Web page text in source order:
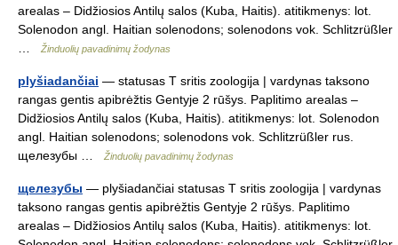
arealas – Didžiosios Antilų salos (Kuba, Haitis). atitikmenys: lot.
Solenodon angl. Haitian solenodons; solenodons vok. Schlitzrüßler
Žinduolių pavadinimų žodynas
plyšiadančiai — statusas T sritis zoologija | vardynas taksono
rangas gentis apibrėžtis Gentyje 2 rūšys. Paplitimo arealas –
Didžiosios Antilų salos (Kuba, Haitis). atitikmenys: lot. Solenodon
angl. Haitian solenodons; solenodons vok. Schlitzrüßler rus.
щелезубы …
Žinduolių pavadinimų žodynas
щелезубы — plyšiadančiai statusas T sritis zoologija | vardynas
taksono rangas gentis apibrėžtis Gentyje 2 rūšys. Paplitimo
arealas – Didžiosios Antilų salos (Kuba, Haitis). atitikmenys: lot.